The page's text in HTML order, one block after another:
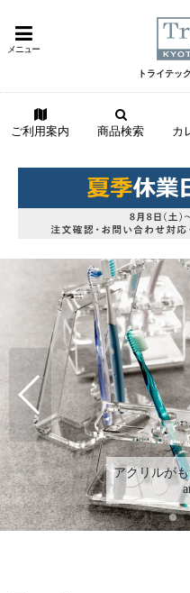
メニュー
トライテッ
ご利用案内 商品検索 カ
アクリルが